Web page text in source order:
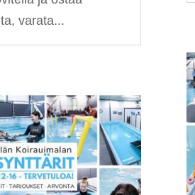
varata...